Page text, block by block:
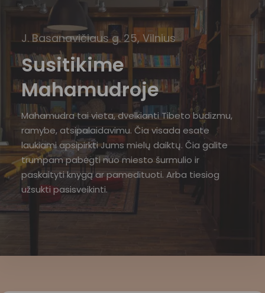
J. Basanavičiaus g. 25, Vilnius
Susitikime
Mahamudroje
Mahamudra tai vieta, dvelkianti Tibeto budizmu,
ramybe, atsipalaidavimu. Čia visada esate
laukiami apsipirkti Jums mielų daiktų. Čia galite
trumpam pabėgti nuo miesto šurmulio ir
paskaityti knygą ar pamedituoti. Arba tiesiog
užsukti pasisveikinti.